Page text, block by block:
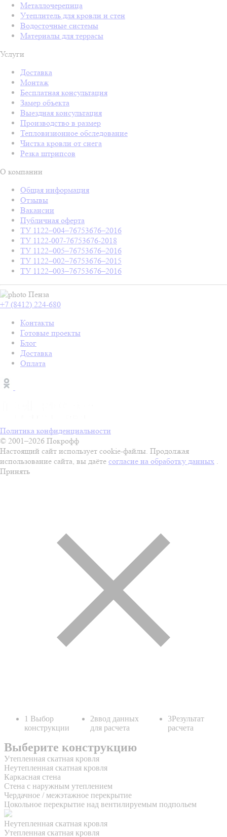
Металлочерепица
Утеплитель для кровли и стен
Водосточные системы
Материалы для террасы
Услуги
Доставка
Монтаж
Бесплатная консультация
Замер объекта
Выездная консультация
Производство в размер
Тепловизионное обследование
Чистка кровли от снега
Резка штрипсов
О компании
Общая информация
Отзывы
Вакансии
Публичная оферта
ТУ 1122–004–76753676–2016
ТУ 1122-007-76753676-2018
ТУ 1122–005–76753676–2016
ТУ 1122–002–76753676–2015
ТУ 1122–003–76753676–2016
Пенза
+7 (8412) 224-680
Контакты
Готовые проекты
Блог
Доставка
Оплата
Политика конфиденциальности
© 2001–2026 Покрофф
Настоящий сайт использует cookie-файлы. Продолжая
использование сайта, вы даёте согласие на обработку данных .
Принять